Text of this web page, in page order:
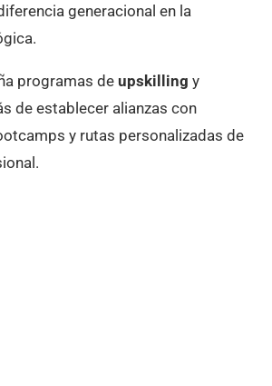
generacional en la
programas de upskilling y
de establecer alianzas con
y rutas personalizadas de